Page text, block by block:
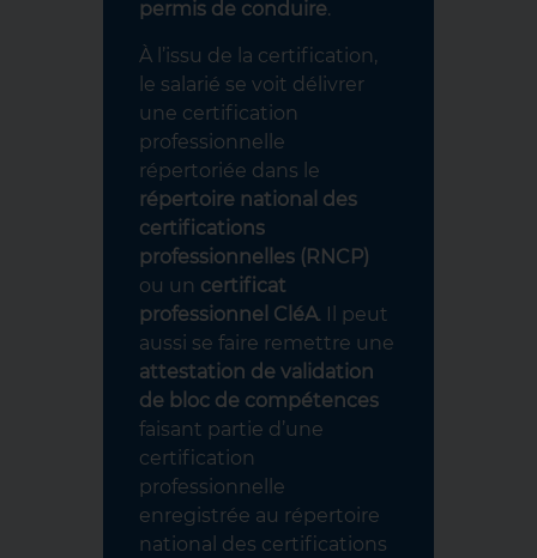
permis de conduire.
À l’issu de la certification,
le salarié se voit délivrer
une certification
professionnelle
répertoriée dans le
répertoire national des
certifications
professionnelles (RNCP)
ou un certificat
professionnel CléA. Il peut
aussi se faire remettre une
attestation de validation
de bloc de compétences
faisant partie d’une
certification
professionnelle
enregistrée au répertoire
national des certifications